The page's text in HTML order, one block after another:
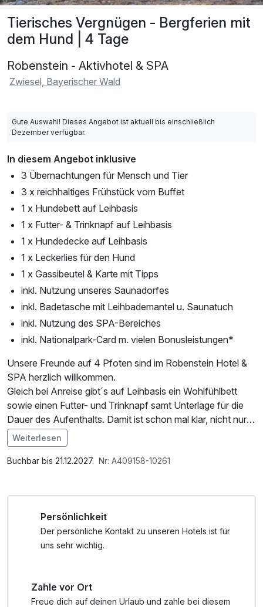
Tierisches Vergnügen - Bergferien mit
dem Hund | 4 Tage
Robenstein - Aktivhotel & SPA
Zwiesel, Bayerischer Wald
Gute Auswahl! Dieses Angebot ist aktuell bis einschließlich
Dezember verfügbar.
In diesem Angebot inklusive
3 Übernachtungen für Mensch und Tier
3 x reichhaltiges Frühstück vom Buffet
1 x Hundebett auf Leihbasis
1 x Futter- & Trinknapf auf Leihbasis
1 x Hundedecke auf Leihbasis
1 x Leckerlies für den Hund
1 x Gassibeutel & Karte mit Tipps
inkl. Nutzung unseres Saunadorfes
inkl. Badetasche mit Leihbademantel u. Saunatuch
inkl. Nutzung des SPA-Bereiches
inkl. Nationalpark-Card m. vielen Bonusleistungen*
Unsere Freunde auf 4 Pfoten sind im Robenstein Hotel &
SPA herzlich willkommen.
Gleich bei Anreise gibt´s auf Leihbasis ein Wohlfühlbett
sowie einen Futter- und Trinknapf samt Unterlage für die
Dauer des Aufenthalts. Damit ist schon mal klar, nicht nur
Frauchen und Herrchen werden gut schlafen.
Selbstverständlich ist Wasser unbegrenzt inklusive und
oben drauf gibt´s noch ein paar Leckerlies.
gleichermaßen geeignet sind und zum Teil direkt am Hotel
beginnen. Erkunden Sie gemeinsam die Region
Bayerischer Wald. Ob leichte, mittlere oder anspruchsvolle
Robenstein Hotel & SPA.
Im Angebot enthalten
1 Flasche Mineralwasser, Saunabenutzung, Saunatuch,
ganztägige Nutzung Wellnessbereich nach check out,
Badetasche mit Bademantel und -tücher
Weiterlesen
Buchbar bis 21.12.2027. Nr: A409158-10261
Persönlichkeit
Der persönliche Kontakt zu unseren Hotels ist für
uns sehr wichtig.
Zahle vor Ort
Freue dich auf deinen Urlaub und zahle bei diesem